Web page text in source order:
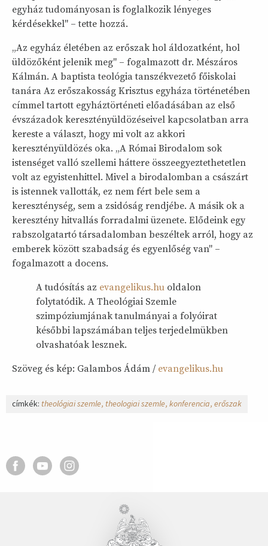
egyház tudományosan is foglalkozik lényeges
kérdésekkel" – tette hozzá.
„Az egyház életében az erőszak hol áldozatként, hol
üldözőként jelenik meg" – fogalmazott dr. Mészáros
Kálmán. A baptista teológia tanszékvezető főiskolai
tanára Az erőszakosság Krisztus egyháza történetében
címmel tartott egyháztörténeti előadásában az első
évszázadok keresztényüldözéseivel kapcsolatban arra
kereste a választ, hogy mi volt az akkori
keresztényüldözés oka. „A Római Birodalom sok
istenséget valló szellemi háttere összeegyeztethetetlen
volt az egyistenhittel. Mivel a birodalomban a császárt
is istennek vallották, ez nem fért bele sem a
kereszténység, sem a zsidóság rendjébe. A másik ok a
keresztény hitvallás forradalmi üzenete. Elődeink egy
rabszolgatartó társadalomban beszéltek arról, hogy az
emberek között szabadság és egyenlőség van" –
fogalmazott a docens.
A tudósítás az evangelikus.hu oldalon
folytatódik. A Theológiai Szemle
szimpóziumjának tanulmányai a folyóirat
későbbi lapszámában teljes terjedelmükben
olvashatóak lesznek.
Szöveg és kép: Galambos Ádám / evangelikus.hu
címkék: theológiai szemle theologiai szemle konferencia erőszak